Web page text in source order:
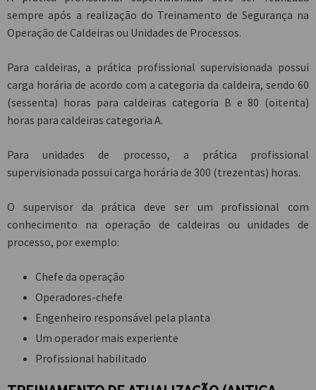
sempre após a realização do Treinamento de Segurança na
Operação de Caldeiras ou Unidades de Processos.
Para caldeiras, a prática profissional supervisionada possui
carga horária de acordo com a categoria da caldeira, sendo 60
(sessenta) horas para caldeiras categoria B e 80 (oitenta)
horas para caldeiras categoria A.
Para unidades de processo, a prática profissional
supervisionada possui carga horária de 300 (trezentas) horas.
O supervisor da prática deve ser um profissional com
conhecimento na operação de caldeiras ou unidades de
processo, por exemplo:
Chefe da operação
Operadores-chefe
Engenheiro responsável pela planta
Um operador mais experiente
Profissional habilitado